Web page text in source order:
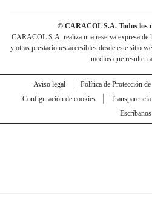
© CARACOL S.A. Todos los
CARACOL S.A. realiza una reserva expresa de
y otras prestaciones accesibles desde este sitio
medios que resulten
Aviso legal Política de Protección
Configuración de cookies
Transparencia
Escríbanos